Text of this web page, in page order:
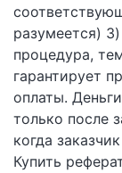
разумеется)
процедура,
гарантирует
оплаты.
только после
когда
Купить